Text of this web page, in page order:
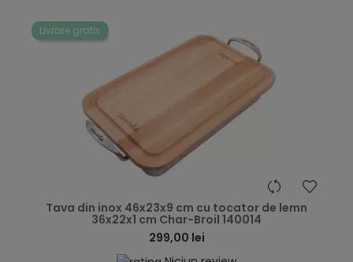
Livrare gratis
Tava din inox 46x23x9 cm cu tocator de lemn
36x22x1 cm Char-Broil 140014
299,00 lei